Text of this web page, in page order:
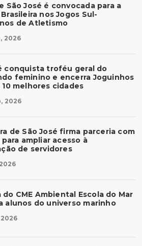
São José é convocada para a
nos Jogos Sul-
de Atletismo
2026
conquista troféu geral do
feminino e encerra Joguinhos
melhores cidades
2026
de São José firma parceria com
para ampliar acesso à
de servidores
do CME Ambiental Escola do Mar
alunos do universo marinho